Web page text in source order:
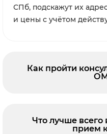
СПб, подскажут их
и цены с учётом
Как пройти
Что лучше всего
прием